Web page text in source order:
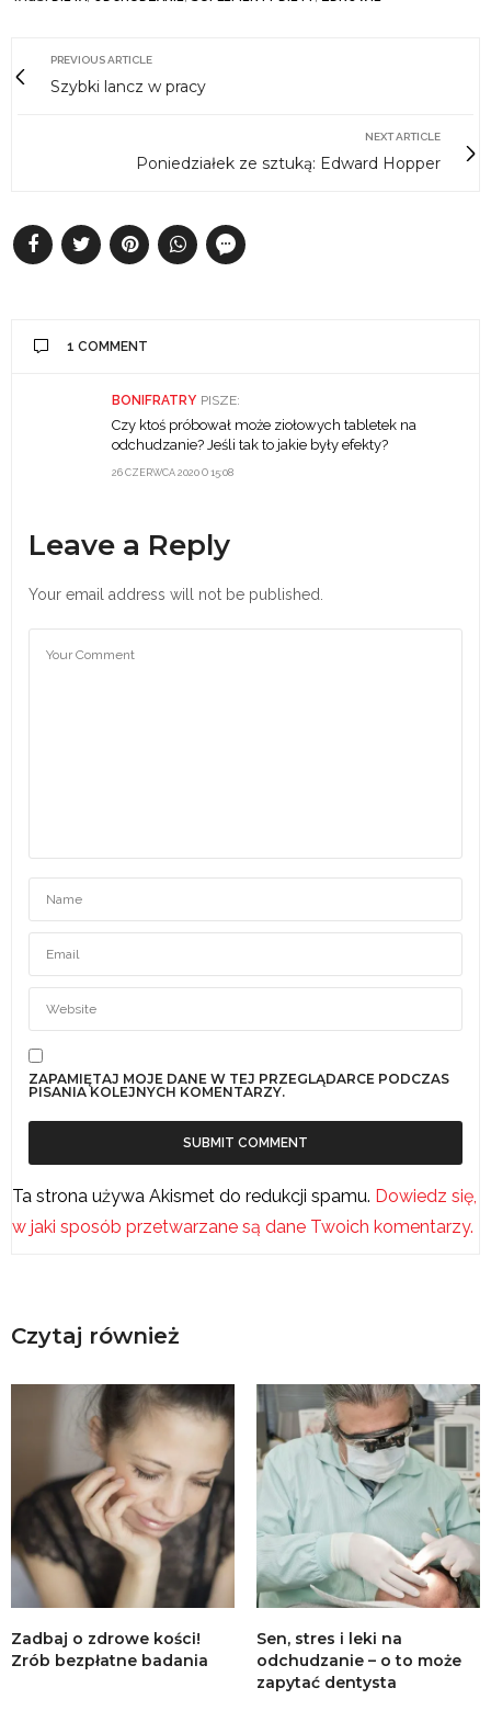
PREVIOUS ARTICLE
Szybki lancz w pracy
NEXT ARTICLE
Poniedziałek ze sztuką: Edward Hopper
1 COMMENT
BONIFRATRY PISZE:
26 CZERWCA 2020 O 15:08
Czy ktoś próbował może ziołowych tabletek na
odchudzanie? Jeśli tak to jakie były efekty?
Leave a Reply
Your email address will not be published.
ZAPAMIĘTAJ MOJE DANE W TEJ PRZEGLĄDARCE PODCZAS
PISANIA KOLEJNYCH KOMENTARZY.
Ta strona używa Akismet do redukcji spamu. Dowiedz się,
w jaki sposób przetwarzane są dane Twoich komentarzy.
Czytaj również
Zadbaj o zdrowe kości!
Zrób bezpłatne badania
Sen, stres i leki na
odchudzanie – o to może
zapytać dentysta